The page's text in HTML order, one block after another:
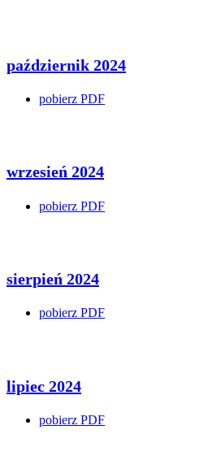
październik 2024
pobierz PDF
wrzesień 2024
pobierz PDF
sierpień 2024
pobierz PDF
lipiec 2024
pobierz PDF